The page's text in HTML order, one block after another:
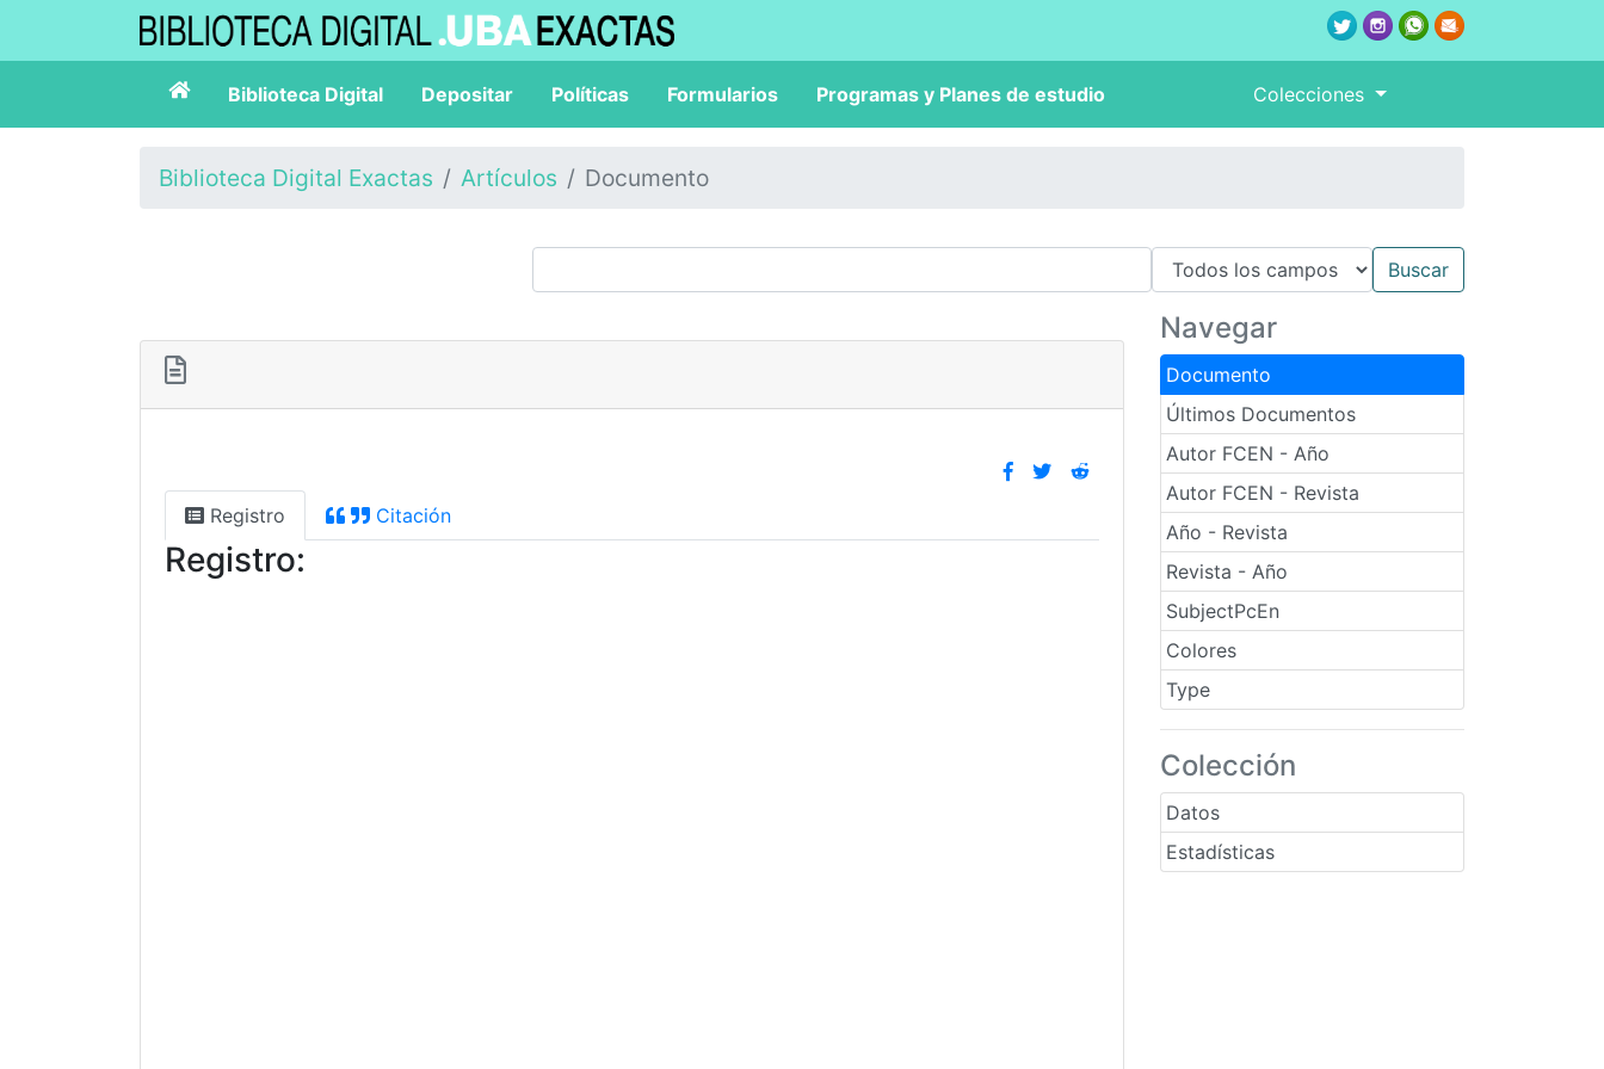
Biblioteca Digital Depositar Políticas Formularios Programas y Planes de estudio Colecciones
Biblioteca Digital Exactas Artículos Documento
Navegar
Documento
Últimos Documentos
Autor FCEN - Año
Autor FCEN - Revista
Año - Revista
Revista - Año
SubjectPcEn
Colores
Type
Colección
Datos
Estadísticas
Registro Citación
Registro: